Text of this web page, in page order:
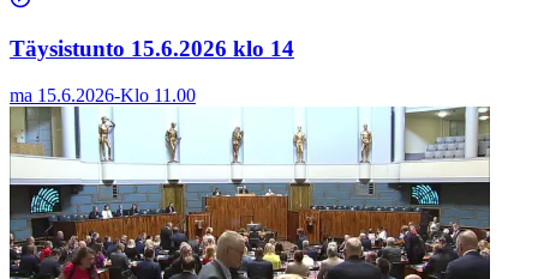
Täysistunto 15.6.2026 klo 14
ma 15.6.2026-Klo 11.00